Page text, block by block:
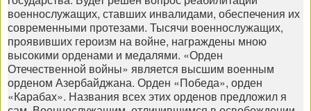
военнослужащих, ставших инвалидами, обеспечения их
современными протезами. Тысячи военнослужащих,
проявивших героизм на войне, награждены мною
высокими орденами и медалями. «Орден
Отечественной войны» является высшим военным
орденом Азербайджана. Орден «Победа», орден
«Карабах». Названия всех этих орденов предложил я